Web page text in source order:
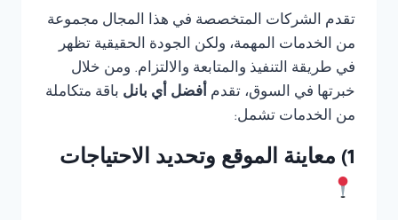
تقدم الشركات المتخصصة في هذا المجال مجموعة
من الخدمات المهمة، ولكن الجودة الحقيقية تظهر
في طريقة التنفيذ والمتابعة والالتزام. ومن خلال
خبرتها في السوق، تقدم أفضل أي بانل باقة متكاملة
من الخدمات تشمل:
1) معاينة الموقع وتحديد الاحتياجات